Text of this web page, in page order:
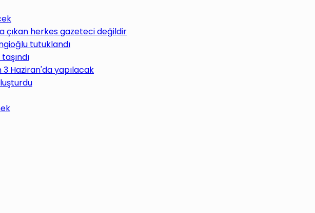
çıkan herkes gazeteci değildir
tutuklandı
3 Haziran'da yapılacak